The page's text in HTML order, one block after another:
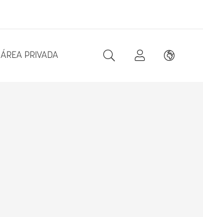
ÁREA PRIVADA